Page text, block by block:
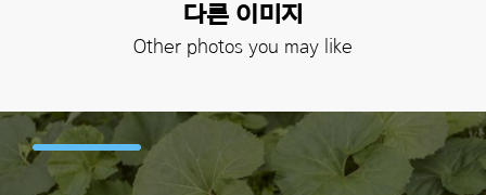
다른 이미지
Other photos you may like